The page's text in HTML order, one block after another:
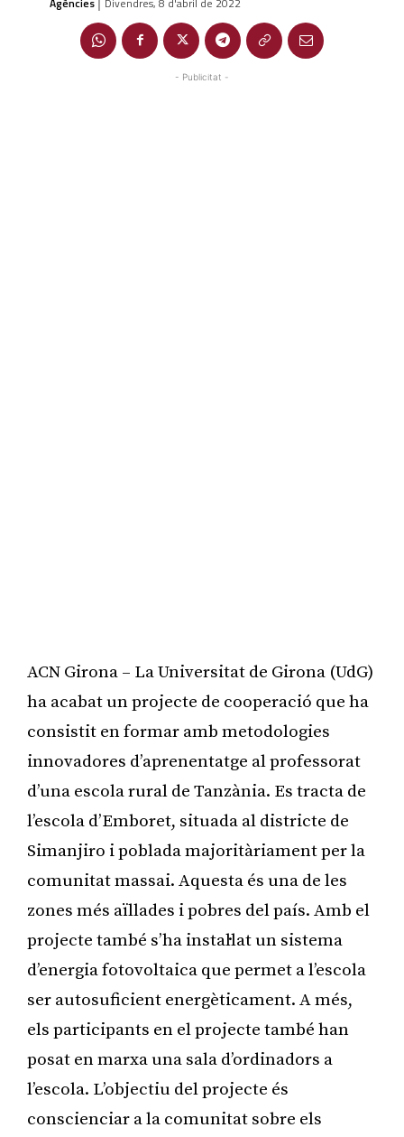
- Publicitat -
ACN Girona – La Universitat de Girona (UdG)
ha acabat un projecte de cooperació que ha
consistit en formar amb metodologies
innovadores d’aprenentatge al professorat
d’una escola rural de Tanzània. Es tracta de
l’escola d’Emboret, situada al districte de
Simanjiro i poblada majoritàriament per la
comunitat massai. Aquesta és una de les
zones més aïllades i pobres del país. Amb el
projecte també s’ha instal·lat un sistema
d’energia fotovoltaica que permet a l’escola
ser autosuficient energèticament. A més,
els participants en el projecte també han
posat en marxa una sala d’ordinadors a
l’escola. L’objectiu del projecte és
conscienciar a la comunitat sobre els